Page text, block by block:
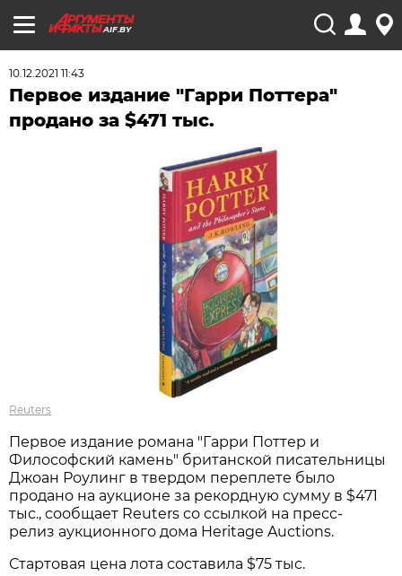
AIF.BY
10.12.2021 11:43
Первое издание "Гарри Поттера"
продано за $471 тыс.
Reuters
Первое издание романа "Гарри Поттер и
Философский камень" британской писательницы
Джоан Роулинг в твердом переплете было
продано на аукционе за рекордную сумму в $471
тыс., сообщает Reuters со ссылкой на пресс-
релиз аукционного дома Heritage Auctions.
Стартовая цена лота составила $75 тыс.